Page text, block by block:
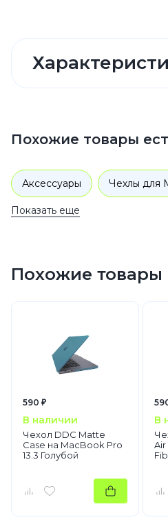
Похожие товары
Аксессуары Чехлы для
Показать еще
Похожие товары
590 ₽
В наличии
Чехол DDC Matte
Case на MacBook Pro
13.3 Голубой
В
Air